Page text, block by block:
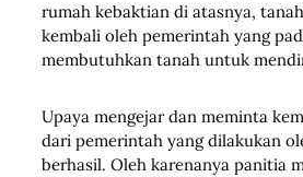
rumah kebaktian di atasnya,
kembali oleh pemerintah yang
membutuhkan tanah untuk
Upaya mengejar dan meminta
dari pemerintah yang dilakukan
berhasil. Oleh karenanya panitia